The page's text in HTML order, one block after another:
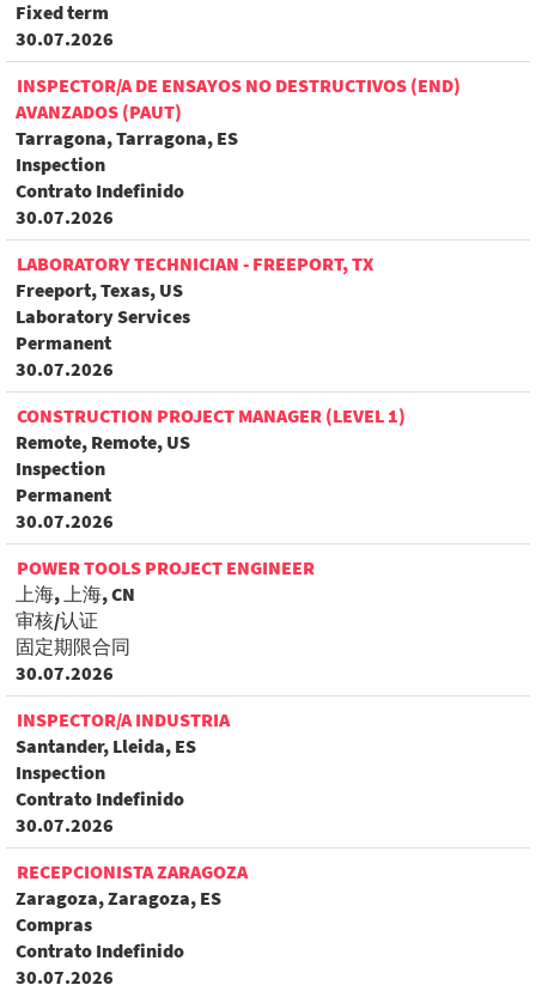
Fixed term
30.07.2026
INSPECTOR/A DE ENSAYOS NO DESTRUCTIVOS (END)
AVANZADOS (PAUT)
Tarragona, Tarragona, ES
Inspection
Contrato Indefinido
30.07.2026
LABORATORY TECHNICIAN - FREEPORT, TX
Freeport, Texas, US
Laboratory Services
Permanent
30.07.2026
CONSTRUCTION PROJECT MANAGER (LEVEL 1)
Remote, Remote, US
Inspection
Permanent
30.07.2026
POWER TOOLS PROJECT ENGINEER
上海, 上海, CN
审核/认证
固定期限合同
30.07.2026
INSPECTOR/A INDUSTRIA
Santander, Lleida, ES
Inspection
Contrato Indefinido
30.07.2026
RECEPCIONISTA ZARAGOZA
Zaragoza, Zaragoza, ES
Compras
Contrato Indefinido
30.07.2026